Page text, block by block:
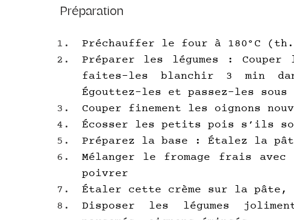
Préparation
Préchauffer le four à 180°C
Préparer les légumes :
faites-les blanchir 3 min
Égouttez-les et passez-les
Couper finement les oignons
Écosser les petits pois s’ils
Préparez la base : Étalez la
Mélanger le fromage frais
poivrer
Étaler cette crème sur la pâte,
Disposer les légumes